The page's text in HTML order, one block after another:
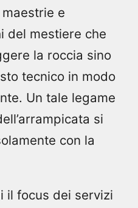
e
del mestiere che
la roccia sino
tecnico in modo
Un tale legame
si
con la
il focus dei servizi